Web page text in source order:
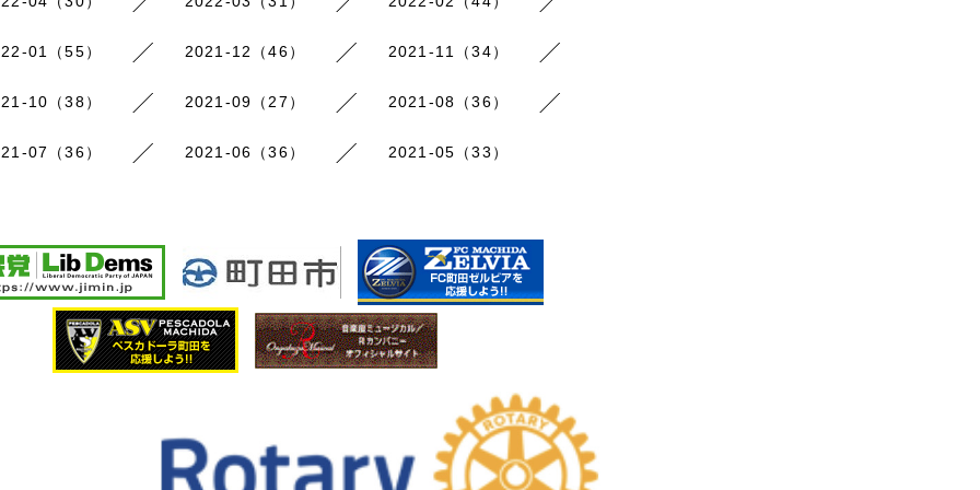
01（55） 2021-12（46） 2021-11（34）
10（38） 2021-09（27） 2021-08（36）
07（36） 2021-06（36） 2021-05（33）